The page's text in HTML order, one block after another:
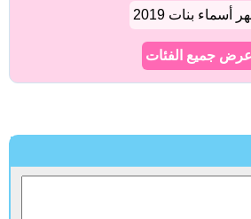
أسماء بنات 2019
عرض جميع الفئات